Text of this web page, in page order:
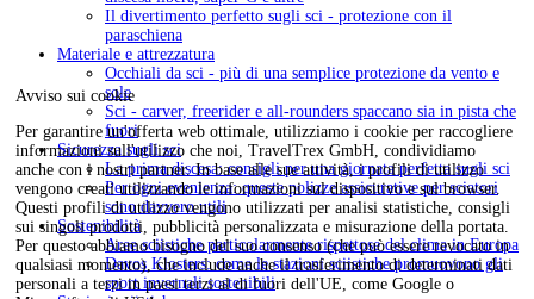
Avviso sui cookie
Per garantire un'offerta web ottimale, utilizziamo i cookie per raccogliere
informazioni sull'utilizzo che noi, TravelTrex GmbH, condividiamo
anche con i nostri partner. In base alle sue attività, i profili di utilizzo
vengono creati utilizzando le informazioni sul dispositivo e sul browser.
Questi profili di utilizzo vengono utilizzati per analisi statistiche, consigli
sui singoli prodotti, pubblicità personalizzata e misurazione della portata.
Per questo abbiamo bisogno del suo consenso (che può essere revocato in
qualsiasi momento), che include anche il trasferimento di determinati dati
personali a terzi in paesi terzi al di fuori dell'UE, come Google o
Il divertimento perfetto sugli sci - protezione con il
paraschiena
Materiale e attrezzatura
Occhiali da sci - più di una semplice protezione da vento e
sole
Sci - carver, freerider e all-rounders spaccano sia in pista che
fuori
Sicurezza sugli sci
La prima discesa: consigli per una giornata perfetta sugli sci
Per ogni evenienza: queste polizze assicurative per sciatori
sono davvero utili
Sostenibilità
Aree sciistiche particolarmente rispettose del clima in Europa
Davos Klosters: come le stazioni sciistiche promuovono gli
sport invernali sostenibili